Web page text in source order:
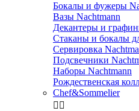
Бокалы и фужеры
Вазы Nachtmann
Декантеры и
Стаканы и бокалы
Сервировка
Подсвечники
Наборы Nachtmann
Рождественская
Chef&Sommelier
 